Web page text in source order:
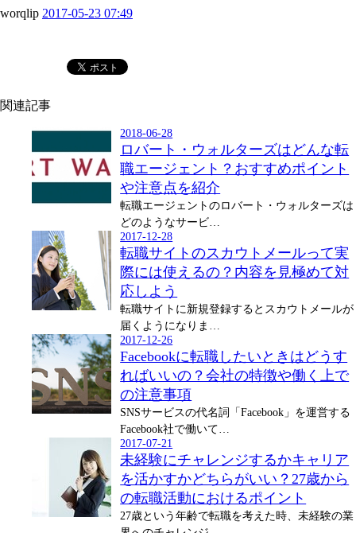
worqlip 2017-05-23 07:49
関連記事
2018-06-28
ロバート・ウォルターズはどんな転
職エージェント？おすすめポイント
や注意点を紹介
転職エージェントのロバート・ウォルターズは
どのようなサービ…
2017-12-28
転職サイトのスカウトメールって実
際には使えるの？内容を見極めて対
応しよう
転職サイトに新規登録するとスカウトメールが
届くようになりま…
2017-12-26
Facebookに転職したいときはどうす
ればいいの？会社の特徴や働く上で
の注意事項
SNSサービスの代名詞「Facebook」を運営する
Facebook社で働いて…
2017-07-21
未経験にチャレンジするかキャリア
を活かすかどちらがいい？27歳から
の転職活動におけるポイント
27歳という年齢で転職を考えた時、未経験の業